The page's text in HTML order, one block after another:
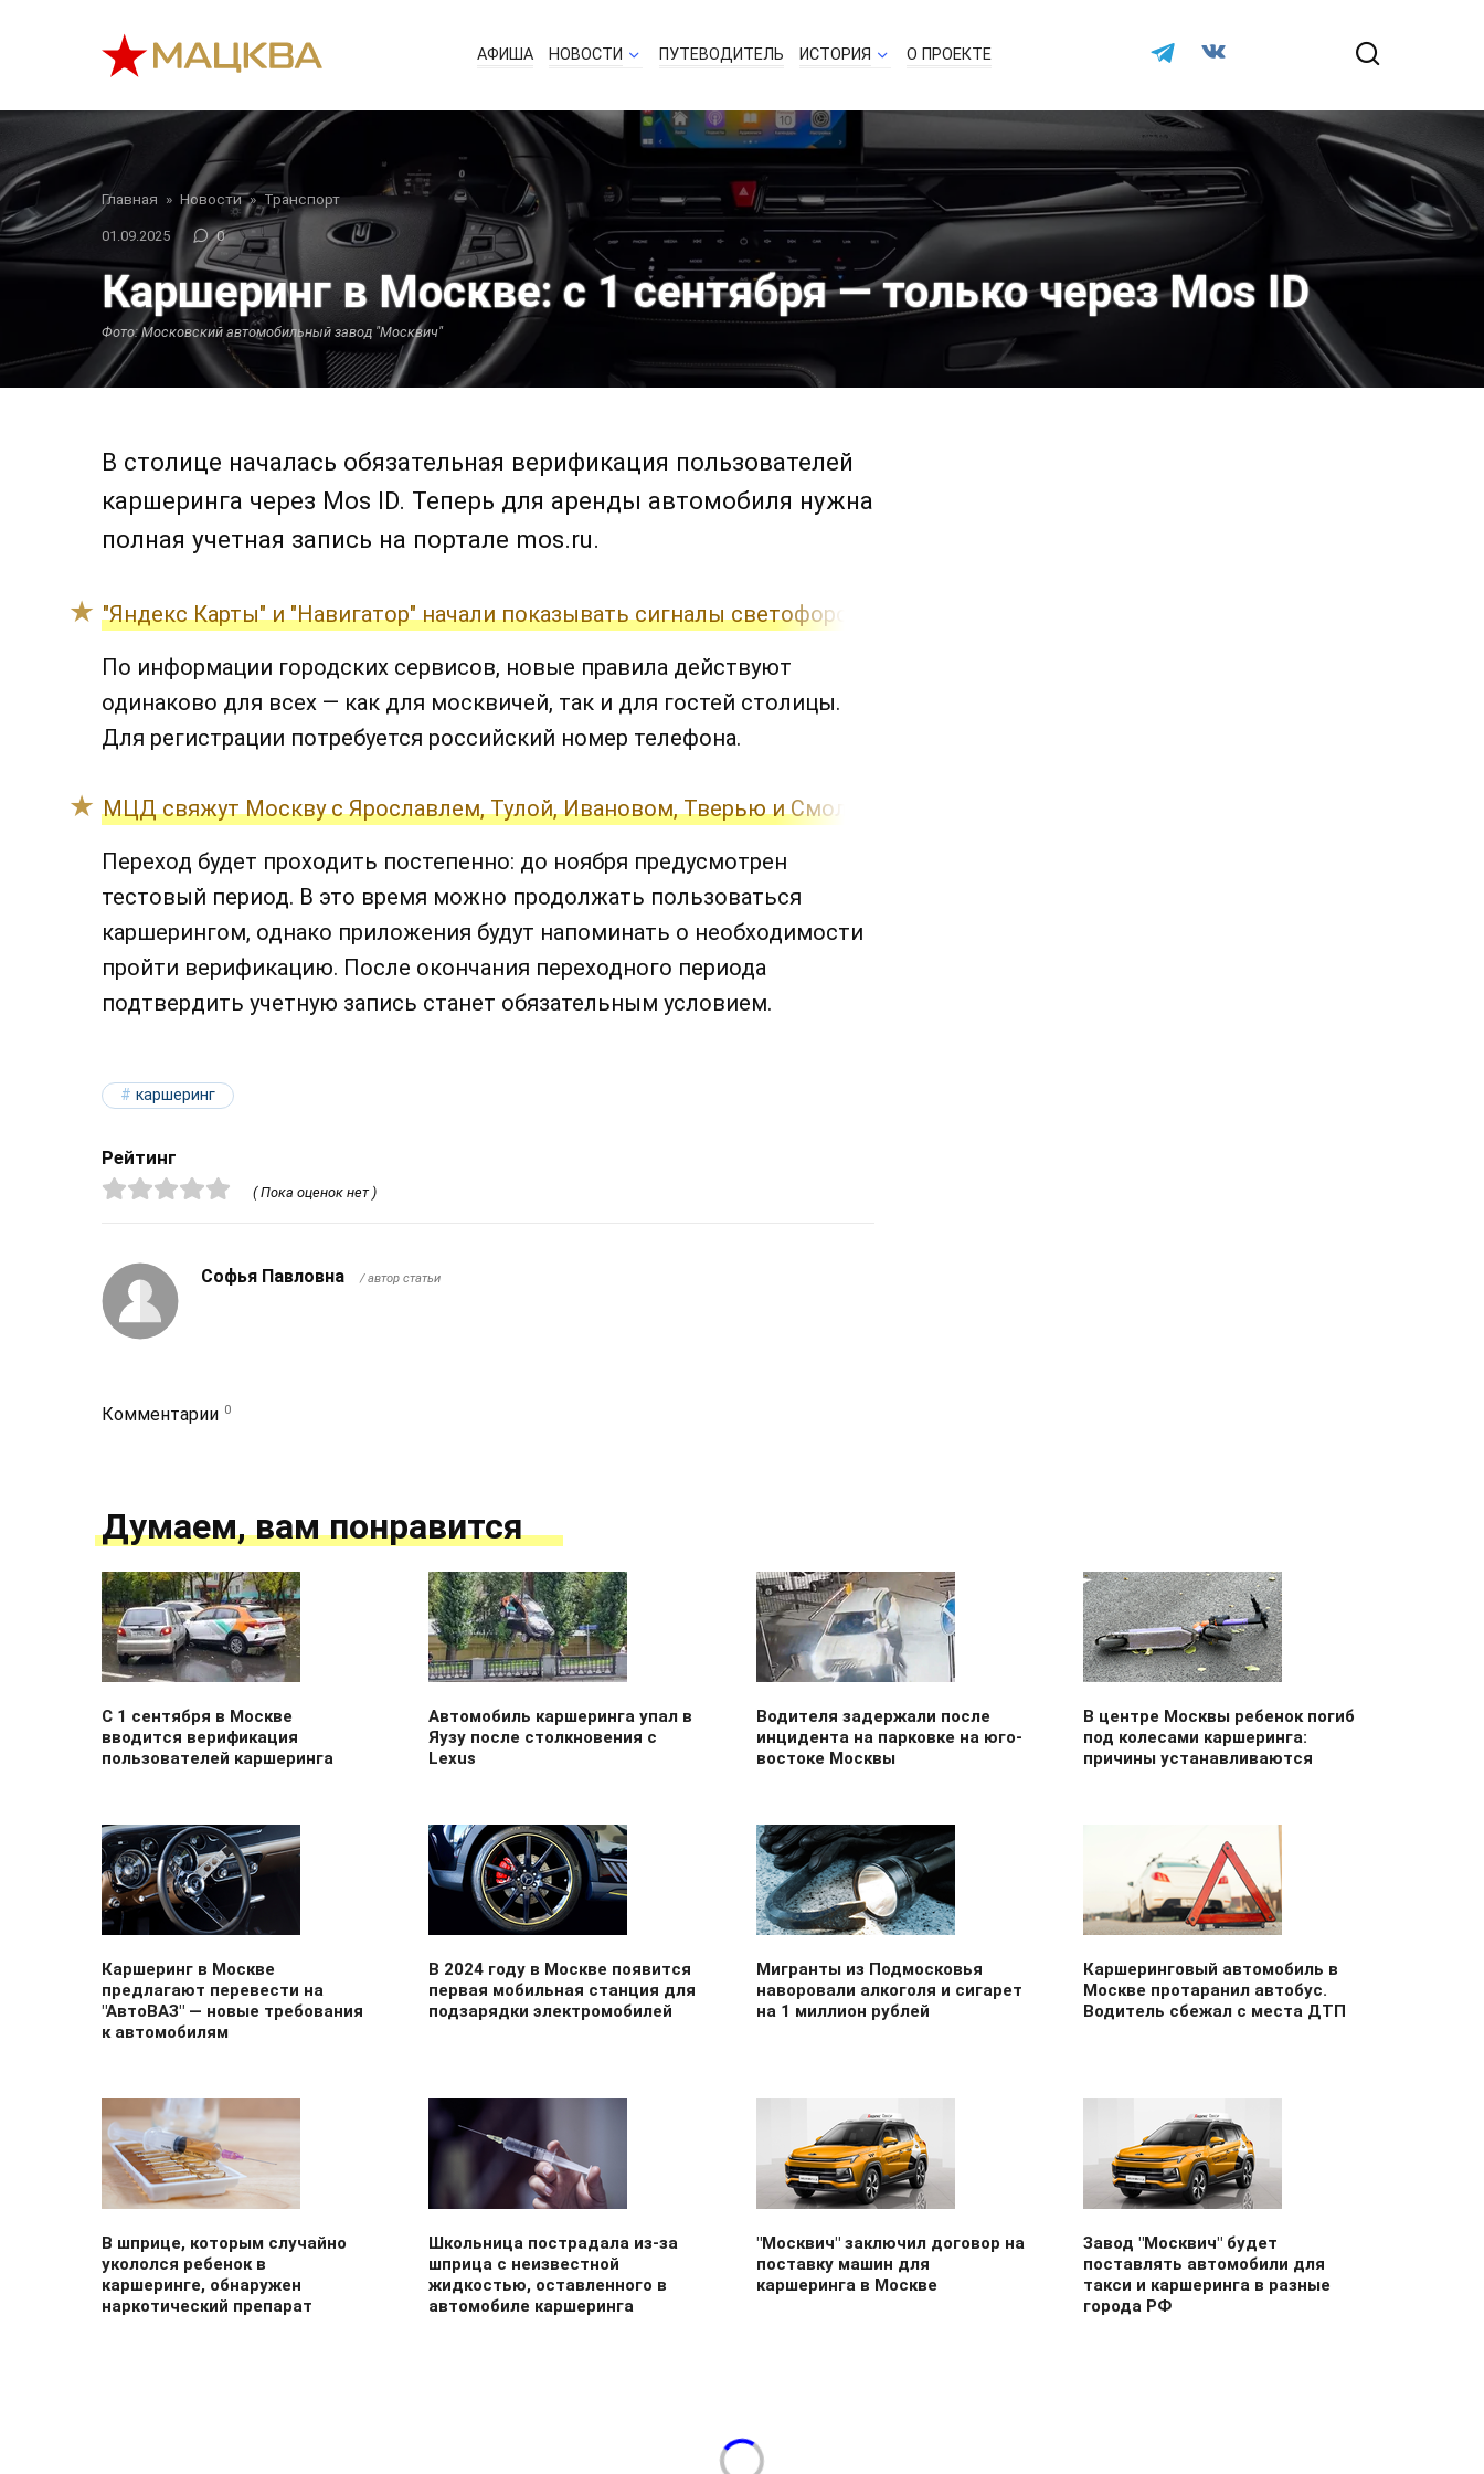
АФИША НОВОСТИ ПУТЕВОДИТЕЛЬ ИСТОРИЯ О ПРОЕКТЕ
Главная » Новости » Транспорт
01.09.2025 0
Каршеринг в Москве: с 1 сентября — только через Mos ID
Фото: Московский автомобильный завод "Москвич"
В столице началась обязательная верификация пользователей
каршеринга через Mos ID. Теперь для аренды автомобиля нужна
полная учетная запись на портале mos.ru.
"Яндекс Карты" и "Навигатор" начали показывать сигналы светофоров в Москве
По информации городских сервисов, новые правила действуют
одинаково для всех — как для москвичей, так и для гостей столицы.
Для регистрации потребуется российский номер телефона.
МЦД свяжут Москву с Ярославлем, Тулой, Ивановом, Тверью и Смоленском
Переход будет проходить постепенно: до ноября предусмотрен
тестовый период. В это время можно продолжать пользоваться
каршерингом, однако приложения будут напоминать о необходимости
пройти верификацию. После окончания переходного периода
подтвердить учетную запись станет обязательным условием.
каршеринг
Рейтинг
( Пока оценок нет )
Софья Павловна / автор статьи
Комментарии 0
Думаем, вам понравится
С 1 сентября в Москве
вводится верификация
пользователей каршеринга
Автомобиль каршеринга упал в
Яузу после столкновения с
Lexus
Водителя задержали после
инцидента на парковке на юго-
востоке Москвы
В центре Москвы ребенок погиб
под колесами каршеринга:
причины устанавливаются
Каршеринг в Москве
предлагают перевести на
"АвтоВАЗ" — новые требования
к автомобилям
В 2024 году в Москве появится
первая мобильная станция для
подзарядки электромобилей
Мигранты из Подмосковья
наворовали алкоголя и сигарет
на 1 миллион рублей
Каршеринговый автомобиль в
Москве протаранил автобус.
Водитель сбежал с места ДТП
В шприце, которым случайно
укололся ребенок в
каршеринге, обнаружен
наркотический препарат
Школьница пострадала из-за
шприца с неизвестной
жидкостью, оставленного в
автомобиле каршеринга
"Москвич" заключил договор на
поставку машин для
каршеринга в Москве
Завод "Москвич" будет
поставлять автомобили для
такси и каршеринга в разные
города РФ